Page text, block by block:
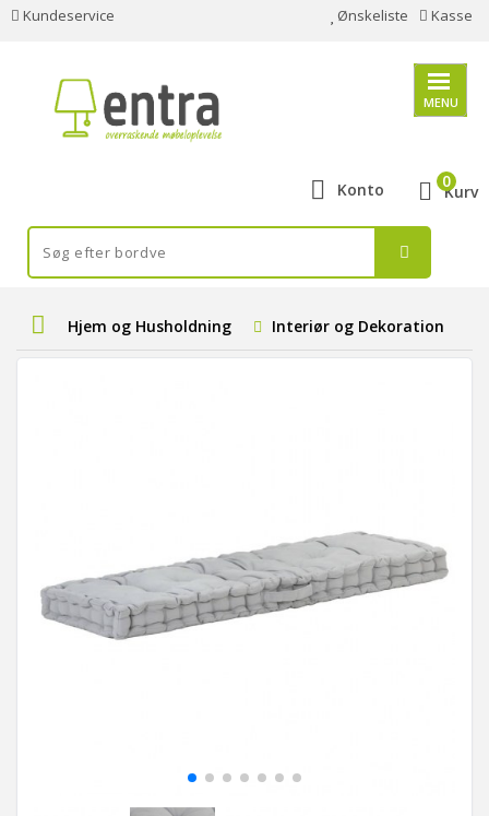
Kundeservice Ønskeliste Kasse
MENU
Konto Kurv
0
Hjem og Husholdning Interiør og Dekoration